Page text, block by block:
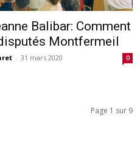
Balibar: Comment
Montfermeil
- 31 mars 2020 0
Page 1 sur 9